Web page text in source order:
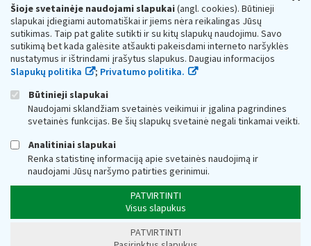
Šioje svetainėje naudojami slapukai(angl. cookies). Būtinieji
slapukai įdiegiami automatiškai ir jiems nėra reikalingas Jūsų
sutikimas. Taip pat galite sutikti ir su kitų slapukų naudojimu. Savo
sutikimą bet kada galėsite atšaukti pakeisdami interneto naršyklės
nustatymus ir ištrindami įrašytus slapukus. Daugiau informacijos
Slapukų politika
; Privatumo politika.
Būtinieji slapukai
Naudojami sklandžiam svetainės veikimui ir įgalina pagrindines
svetainės funkcijas. Be šių slapukų svetainė negali tinkamai veikti.
Analitiniai slapukai
Renka statistinę informaciją apie svetainės naudojimą ir
naudojami Jūsų naršymo patirties gerinimui.
PATVIRTINTI
Visus slapukus
PATVIRTINTI
Respublikos finansų ministerijos
Biudžetinė įstaiga. Juridinio asmens kodas — 188659752,
adresas: Vasario 16-osios g. 14, 01107 Vilnius, Lietuva, el.paštas:
vmi@vmi.lt, E. pristatymo dėžutės adresas 188659752
Duomenys apie Valstybinę mokesčių inspekciją prie Lietuvos
Respublikos finansų ministerijos kaupiami ir saugomi Juridinių